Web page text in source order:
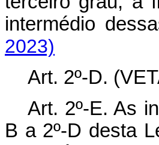
intermédio
2023)
Art. 2º-D.
Art. 2º-E. As
B a 2º-D desta